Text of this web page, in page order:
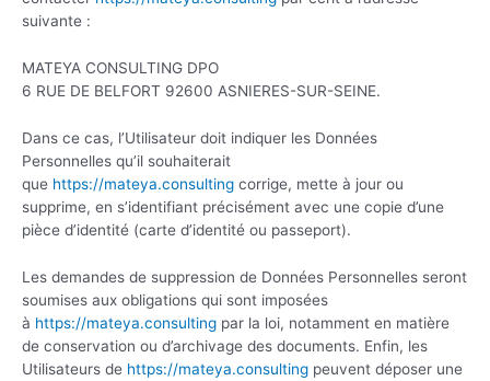
suivante :
MATEYA CONSULTING DPO
6 RUE DE BELFORT 92600 ASNIERES-SUR-SEINE.
Dans ce cas, l’Utilisateur doit indiquer les Données
Personnelles qu’il souhaiterait
que https://mateya.consulting corrige, mette à jour ou
supprime, en s’identifiant précisément avec une copie d’une
pièce d’identité (carte d’identité ou passeport).
Les demandes de suppression de Données Personnelles seront
soumises aux obligations qui sont imposées
à https://mateya.consulting par la loi, notamment en matière
de conservation ou d’archivage des documents. Enfin, les
Utilisateurs de https://mateya.consulting peuvent déposer une